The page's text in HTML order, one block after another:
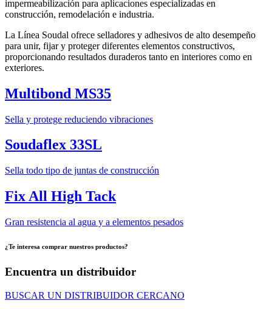
impermeabilización para aplicaciones especializadas en
construcción, remodelación e industria.
La Línea Soudal ofrece selladores y adhesivos de alto desempeño
para unir, fijar y proteger diferentes elementos constructivos,
proporcionando resultados duraderos tanto en interiores como en
exteriores.
Multibond MS35
Sella y protege reduciendo vibraciones
Soudaflex 33SL
Sella todo tipo de juntas de construcción
Fix All High Tack
Gran resistencia al agua y a elementos pesados
¿Te interesa comprar nuestros productos?
Encuentra un distribuidor
BUSCAR UN DISTRIBUIDOR CERCANO